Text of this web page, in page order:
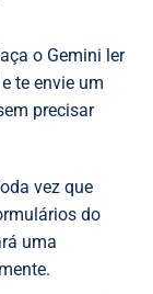
o Gemini ler
te envie um
precisar
vez que
do
uma